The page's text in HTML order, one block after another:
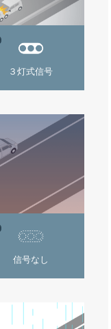
３灯式信号
信号なし